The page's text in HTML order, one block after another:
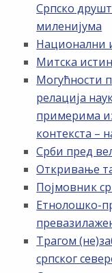
Српско
миленијума
Национални
Митска
Могућности
релација
примерима
контекста –
Срби пред
Откривање
Појмовник
Етнолошко-
Трагом
српског